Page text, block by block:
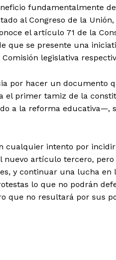
fundamentalmente
al Congreso de la
el artículo 71 de la
que se presente una
legislativa
por hacer un documento
primer tamiz de la
a la reforma educativa—,
cualquier intento por
nuevo artículo tercero,
y continuar una lucha en
lo que no podrán
que no resultará por sus